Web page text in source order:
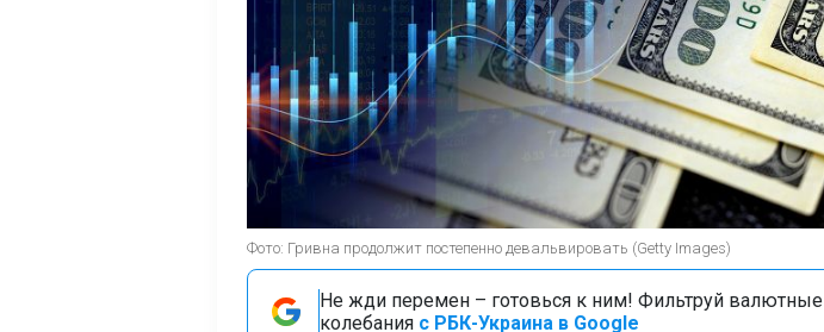
Фото: Гривна продолжит постепенно девальвировать (Getty Images)
Не жди перемен – готовься к ним! Фильтруй валютные
колебания с РБК-Украина в Google